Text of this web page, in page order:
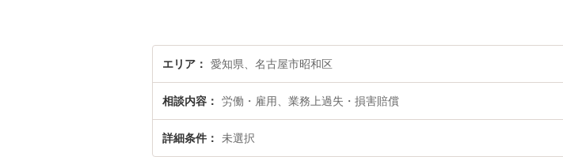
エリア 愛知県、名古屋市昭和区
相談内容 労働・雇用、業務上過失・損害賠償
詳細条件 未選択